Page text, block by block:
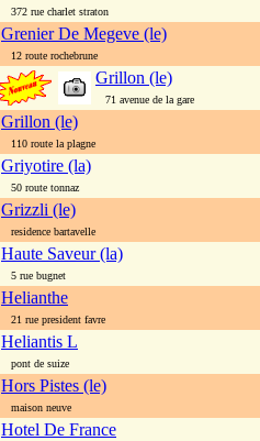
372 rue charlet straton
Grenier De Megeve (le)
12 route rochebrune
Grillon (le)
71 avenue de la gare
Grillon (le)
110 route la plagne
Griyotire (la)
50 route tonnaz
Grizzli (le)
residence bartavelle
Haute Saveur (la)
5 rue bugnet
Helianthe
21 rue president favre
Heliantis L
pont de suize
Hors Pistes (le)
maison neuve
Hotel De France